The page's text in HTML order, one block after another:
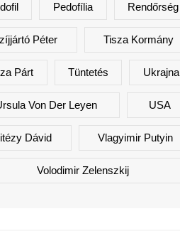
Pedofília Rendőrség
Péter Tisza Kormány
Párt Tüntetés Ukrajna
Von Der Leyen USA
Dávid Vlagyimir Putyin
Volodimir Zelenszkij